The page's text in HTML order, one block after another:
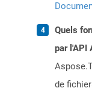
Quels
par l'API
de